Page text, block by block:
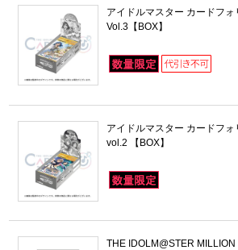
アイドルマスター カードフ
Vol.3【BOX】
アイドルマスター カードフ
vol.2 【BOX】
THE IDOLM@STER